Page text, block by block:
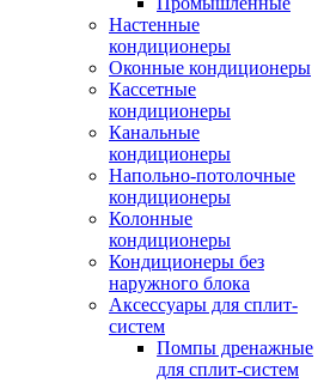
Настенные
кондиционеры
Оконные кондиционеры
Кассетные
кондиционеры
Канальные
кондиционеры
Напольно-потолочные
кондиционеры
Колонные
кондиционеры
Кондиционеры без
наружного блока
Аксессуары для сплит-
систем
Помпы дренажные
для сплит-систем